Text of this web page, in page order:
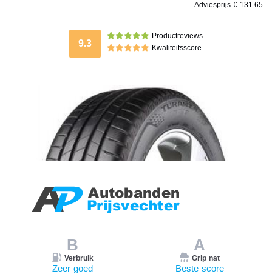
Adviesprijs € 131.65
9.3
Productreviews
Kwaliteitsscore
B
Verbruik
Zeer goed
A
Grip nat
Beste score